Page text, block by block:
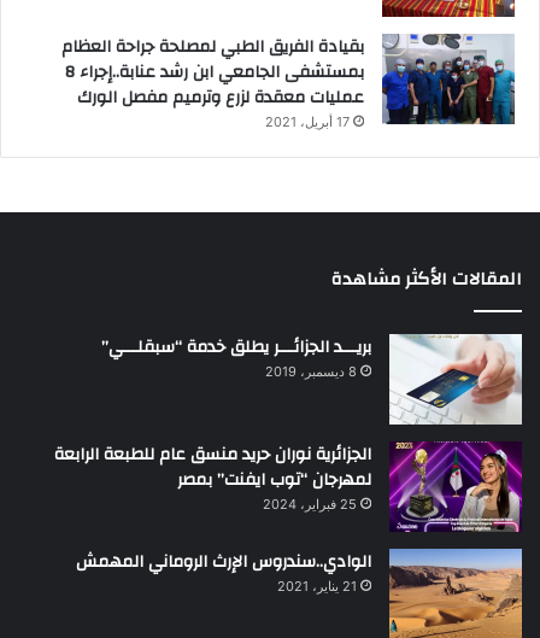
بقيادة الفريق الطبي لمصلحة جراحة العظام
بمستشفى الجامعي ابن رشد عنابة..إجراء 8
عمليات معقدة لزرع وترميم مفصل الورك
17 أبريل، 2021
المقالات الأكثر مشاهدة
بريـــد الجزائـــر يطلق خدمة “سبقلـــي”
8 ديسمبر، 2019
الجزائرية نوران حريد منسق عام للطبعة الرابعة
لمهرجان “توب ايفنت” بمصر
25 فبراير، 2024
الوادي..سندروس الإرث الروماني المهمش
21 يناير، 2021